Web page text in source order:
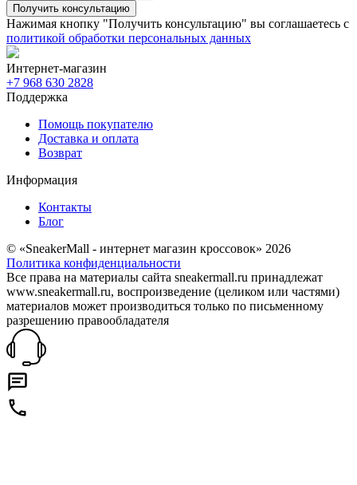
Получить консультацию
Нажимая кнопку "Получить консультацию" вы соглашаетесь с
политикой обработки персональных данных
Интернет-магазин
+7 968 630 2828
Поддержка
Помощь покупателю
Доставка и оплата
Возврат
Информация
Контакты
Блог
© «SneakerMall - интернет магазин кроссовок» 2026
Политика конфиденциальности
Все права на материалы сайта sneakermall.ru принадлежат
www.sneakermall.ru, воспроизведение (целиком или частями)
материалов может производиться только по письменному
разрешению правообладателя